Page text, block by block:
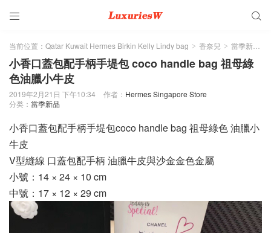
 
当前位置： Qatar Kuwait Hermes Birkin Kelly Lindy bag > 香奈兒 > 當季新品
小香口蓋包配手柄手堤包 coco handle bag 祖母綠
色油臘小牛皮
2019年2月21日 下午10:34 作者： Hermes Singapore Store
分类： 當季新品
小香口蓋包配手柄手堤包coco handle bag 祖母綠色 油臘小
牛皮
V型縫線 口蓋包配手柄 油臘牛皮與沙金金色金屬
小號：14 × 24 × 10 cm
中號：17 × 12 × 29 cm